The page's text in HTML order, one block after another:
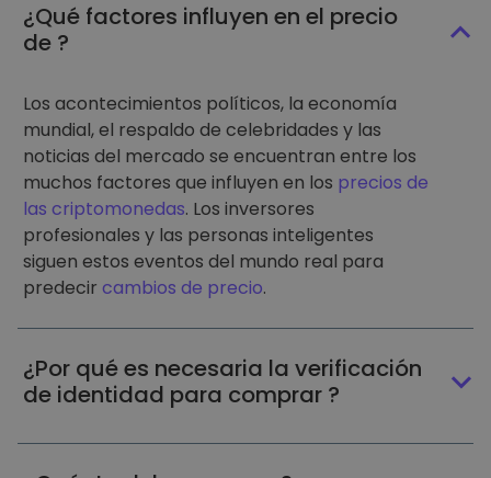
¿Qué factores influyen en el precio
de ?
Los acontecimientos políticos, la economía
mundial, el respaldo de celebridades y las
noticias del mercado se encuentran entre los
muchos factores que influyen en los precios de
las criptomonedas. Los inversores
profesionales y las personas inteligentes
siguen estos eventos del mundo real para
predecir cambios de precio.
¿Por qué es necesaria la verificación
de identidad para comprar ?